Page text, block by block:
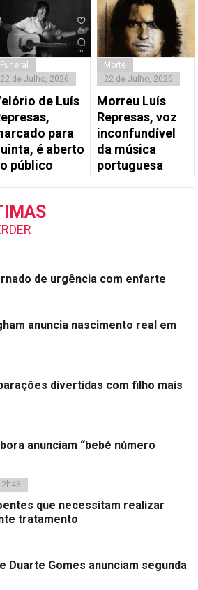
Funeral
22 de Julho, 2026
de Luís
para
é aberto
público
Morte
22 de Julho, 2026
Morreu Luís
Represas, voz
inconfundível
da música
portuguesa
de urgência com enfarte
anuncia nascimento real em
divertidas com filho mais
anunciam “bebé número
que necessitam realizar
tratamento
Duarte Gomes anunciam segunda